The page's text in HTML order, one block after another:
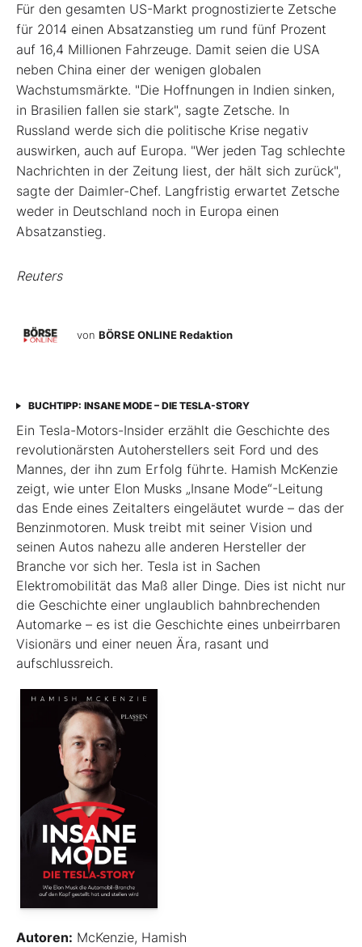
Für den gesamten US-Markt prognostizierte Zetsche
für 2014 einen Absatzanstieg um rund fünf Prozent
auf 16,4 Millionen Fahrzeuge. Damit seien die USA
neben China einer der wenigen globalen
Wachstumsmärkte. "Die Hoffnungen in Indien sinken,
in Brasilien fallen sie stark", sagte Zetsche. In
Russland werde sich die politische Krise negativ
auswirken, auch auf Europa. "Wer jeden Tag schlechte
Nachrichten in der Zeitung liest, der hält sich zurück",
sagte der Daimler-Chef. Langfristig erwartet Zetsche
weder in Deutschland noch in Europa einen
Absatzanstieg.
Reuters
von BÖRSE ONLINE Redaktion
BUCHTIPP: INSANE MODE – DIE TESLA-STORY
Ein Tesla-Motors-Insider erzählt die Geschichte des
revolutionärsten Autoherstellers seit Ford und des
Mannes, der ihn zum Erfolg führte. Hamish McKenzie
zeigt, wie unter Elon Musks „Insane Mode“-Leitung
das Ende eines Zeitalters eingeläutet wurde – das der
Benzinmotoren. Musk treibt mit seiner Vision und
seinen Autos nahezu alle anderen Hersteller der
Branche vor sich her. Tesla ist in Sachen
Elektromobilität das Maß aller Dinge. Dies ist nicht nur
die Geschichte einer unglaublich bahnbrechenden
Automarke – es ist die Geschichte eines unbeirrbaren
Visionärs und einer neuen Ära, rasant und
aufschlussreich.
Autoren: McKenzie, Hamish